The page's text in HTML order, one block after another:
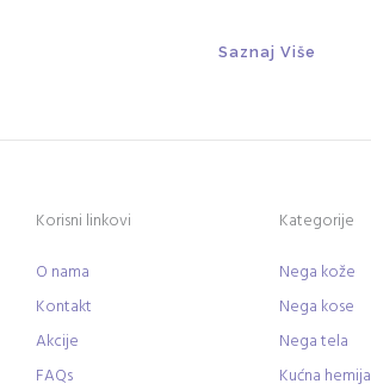
Saznaj Više
Korisni linkovi
O nama
Kontakt
Akcije
FAQs
Kategorije
Nega kože
Nega kose
Nega tela
Kućna hemija